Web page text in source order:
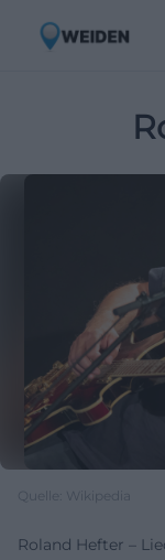
Quelle: Wikipedia
Roland Hefter –